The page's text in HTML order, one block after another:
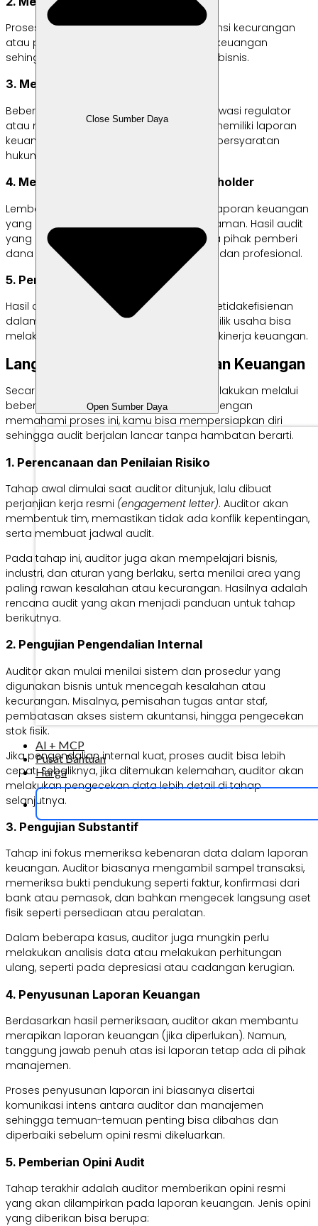
Close Sumber Daya
Open Sumber Daya
AI + MCP
Pusat Bantuan
Harga
Proses audit dapat mengidentifikasi potensi kecurangan
atau penyimpangan dalam pencatatan keuangan
sehingga membantu menjaga integritas bisnis.
3. Mematuhi Regulasi
Beberapa jenis usaha, terutama yang diawasi regulator
atau mengikuti tender besar, diwajibkan memiliki laporan
keuangan yang diaudit untuk memenuhi persyaratan
hukum atau administrasi.
4. Meningkatkan Kepercayaan Stakeholder
Lembaga keuangan biasanya meminta laporan keuangan
yang diaudit saat proses pengajuan pinjaman. Hasil audit
yang baik memberikan keyakinan kepada pihak pemberi
dana bahwa bisnis dikelola secara sehat dan profesional.
5. Perbaikan Operasional
Hasil audit juga sering mengungkapkan ketidakefisienan
dalam proses bisnis. Dengan begitu, pemilik usaha bisa
melakukan perbaikan dan meningkatkan kinerja keuangan.
Langkah-langkah Audit Laporan Keuangan
Secara umum, audit laporan keuangan dilakukan melalui
beberapa tahap yang saling berurutan. Dengan
memahami proses ini, kamu bisa mempersiapkan diri
sehingga audit berjalan lancar tanpa hambatan berarti.
1. Perencanaan dan Penilaian Risiko
Tahap awal dimulai saat auditor ditunjuk, lalu dibuat
perjanjian kerja resmi (engagement letter). Auditor akan
membentuk tim, memastikan tidak ada konflik kepentingan,
serta membuat jadwal audit.
Pada tahap ini, auditor juga akan mempelajari bisnis,
industri, dan aturan yang berlaku, serta menilai area yang
paling rawan kesalahan atau kecurangan. Hasilnya adalah
rencana audit yang akan menjadi panduan untuk tahap
berikutnya.
2. Pengujian Pengendalian Internal
Auditor akan mulai menilai sistem dan prosedur yang
digunakan bisnis untuk mencegah kesalahan atau
kecurangan. Misalnya, pemisahan tugas antar staf,
pembatasan akses sistem akuntansi, hingga pengecekan
stok fisik.
Jika pengendalian internal kuat, proses audit bisa lebih
cepat. Sebaliknya, jika ditemukan kelemahan, auditor akan
melakukan pengecekan data lebih detail di tahap
selanjutnya.
3. Pengujian Substantif
Tahap ini fokus memeriksa kebenaran data dalam laporan
keuangan. Auditor biasanya mengambil sampel transaksi,
memeriksa bukti pendukung seperti faktur, konfirmasi dari
bank atau pemasok, dan bahkan mengecek langsung aset
fisik seperti persediaan atau peralatan.
Dalam beberapa kasus, auditor juga mungkin perlu
melakukan analisis data atau melakukan perhitungan
ulang, seperti pada depresiasi atau cadangan kerugian.
4. Penyusunan Laporan Keuangan
Berdasarkan hasil pemeriksaan, auditor akan membantu
merapikan laporan keuangan (jika diperlukan). Namun,
tanggung jawab penuh atas isi laporan tetap ada di pihak
manajemen.
Proses penyusunan laporan ini biasanya disertai
komunikasi intens antara auditor dan manajemen
sehingga temuan-temuan penting bisa dibahas dan
diperbaiki sebelum opini resmi dikeluarkan.
5. Pemberian Opini Audit
Tahap terakhir adalah auditor memberikan opini resmi
yang akan dilampirkan pada laporan keuangan. Jenis opini
yang diberikan bisa berupa: